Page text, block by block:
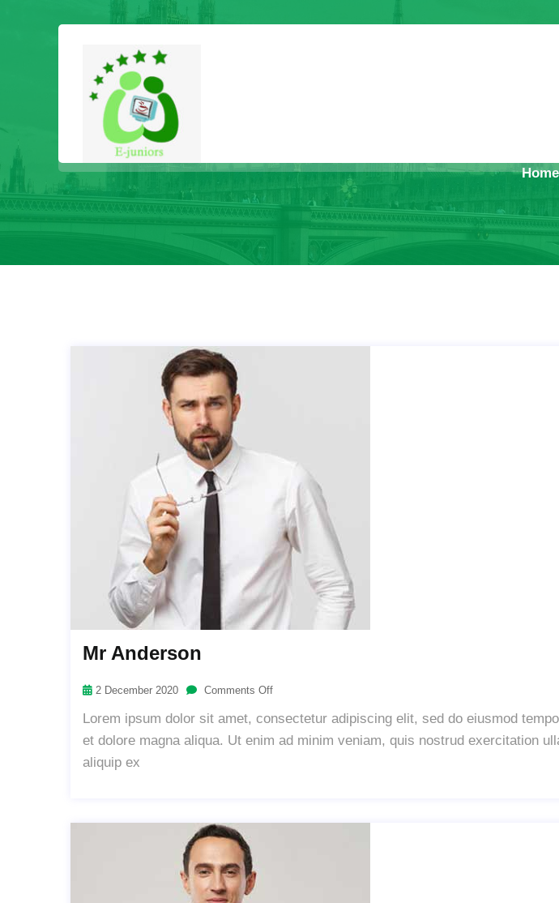
Home
Mr Anderson
2 December 2020 Comments Off
Lorem ipsum dolor sit amet, consectetur adipiscing elit, sed do eiusmod
et dolore magna aliqua. Ut enim ad minim veniam, quis nostrud exercitation
aliquip ex